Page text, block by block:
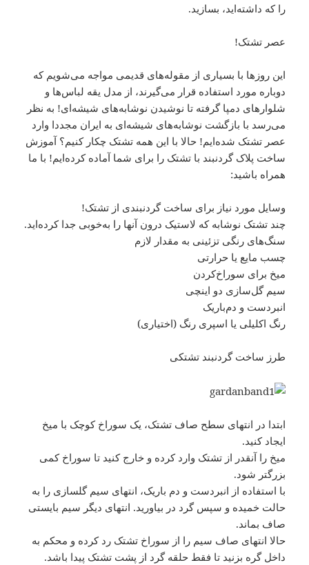
را که داشته‌اید، بسازید.
عصر تشتک!
این روزها با بسیاری از مقوله‌های قدیمی مواجه می‌شویم که
دوباره مورد استفاده قرار می‌گیرند، از مدل یقه لباس‌ها و
شلوارهای دمپا گرفته تا نوشیدن نوشابه‌های شیشه‌ای! به نظر
می‌رسد با بازگشت نوشابه‌های شیشه‌ای به ایران مجددا وارد
عصر تشتک شده‌ایم! حالا با این همه تشتک چکار کنیم؟ آموزش
ساخت پلاک گردنبند با تشتک را برای شما آماده کرده‌ایم! با ما
همراه باشید:
وسایل مورد نیاز برای ساخت گردنبندی از تشتک!
چند تشتک نوشابه که لاستیک درون آنها را به‌خوبی جدا کرده‌اید.
سنگ‌های رنگی تزئینی به مقدار لازم
چسب مایع یا حرارتی
میخ برای سوراخ‌کردن
سیم گل‌سازی دو اینچی
انبردست و دم‌باریک
رنگ اکلیلی یا اسپری رنگ (اختیاری)
طرز ساخت گردنبند تشتکی
ابتدا در انتهای سطح صاف تشتک، یک سوراخ کوچک با میخ
ایجاد کنید.
میخ را آنقدر از تشتک وارد کرده و خارج کنید تا سوراخ کمی
بزرگتر شود.
با استفاده از انبردست و دم باریک، انتهای سیم گلسازی را به
حالت خمیده و سپس گرد در بیاورید. انتهای دیگر سیم بایستی
صاف بماند.
حالا انتهای صاف سیم را از سوراخ تشتک رد کرده و محکم به
داخل گره بزنید تا فقط حلقه گرد از پشت تشتک پیدا باشد.